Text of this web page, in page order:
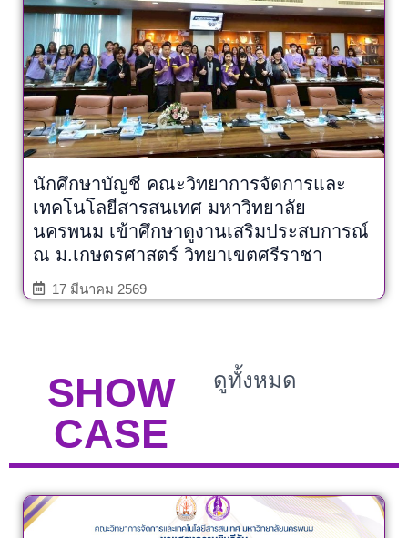
นักศึกษาบัญชี คณะวิทยาการจัดการและ
เทคโนโลยีสารสนเทศ มหาวิทยาลัย
นครพนม เข้าศึกษาดูงานเสริมประสบการณ์
ณ ม.เกษตรศาสตร์ วิทยาเขตศรีราชา
17 มีนาคม 2569
SHOW
CASE
ดูทั้งหมด